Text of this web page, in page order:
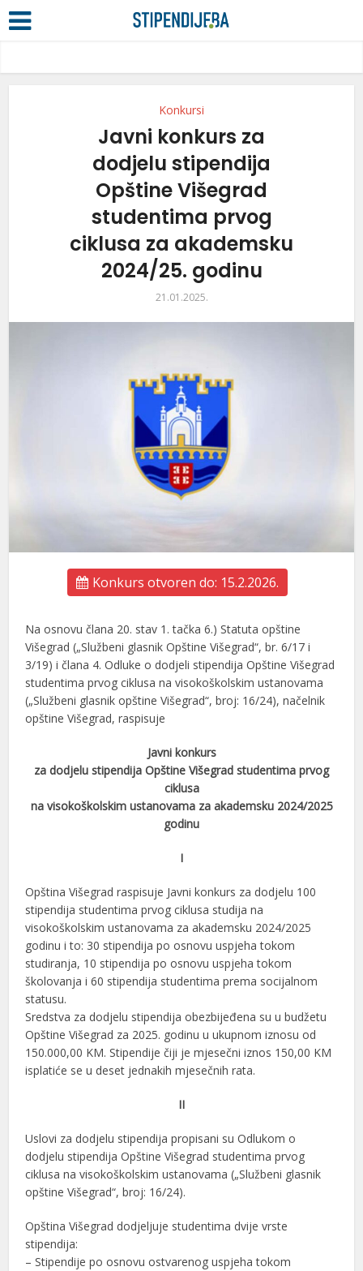
Konkursi
Javni konkurs za
dodjelu stipendija
Opštine Višegrad
studentima prvog
ciklusa za akademsku
2024/25. godinu
21.01.2025.
Konkurs otvoren do: 15.2.2026.
Na osnovu člana 20. stav 1. tačka 6.) Statuta opštine
Višegrad („Službeni glasnik Opštine Višegrad“, br. 6/17 i
3/19) i člana 4. Odluke o dodjeli stipendija Opštine Višegrad
studentima prvog ciklusa na visokoškolskim ustanovama
(„Službeni glasnik opštine Višegrad“, broj: 16/24), načelnik
opštine Višegrad, raspisuje
Javni konkurs
za dodjelu stipendija Opštine Višegrad studentima prvog
ciklusa
na visokoškolskim ustanovama za akademsku 2024/2025
godinu
I
Opština Višegrad raspisuje Javni konkurs za dodjelu 100
stipendija studentima prvog ciklusa studija na
visokoškolskim ustanovama za akademsku 2024/2025
godinu i to: 30 stipendija po osnovu uspjeha tokom
studiranja, 10 stipendija po osnovu uspjeha tokom
školovanja i 60 stipendija studentima prema socijalnom
statusu.
Sredstva za dodjelu stipendija obezbijeđena su u budžetu
Opštine Višegrad za 2025. godinu u ukupnom iznosu od
150.000,00 KM. Stipendije čiji je mjesečni iznos 150,00 KM
isplatiće se u deset jednakih mjesečnih rata.
II
Uslovi za dodjelu stipendija propisani su Odlukom o
dodjelu stipendija Opštine Višegrad studentima prvog
ciklusa na visokoškolskim ustanovama („Službeni glasnik
opštine Višegrad“, broj: 16/24).
Opština Višegrad dodjeljuje studentima dvije vrste
stipendija:
– Stipendije po osnovu ostvarenog uspjeha tokom